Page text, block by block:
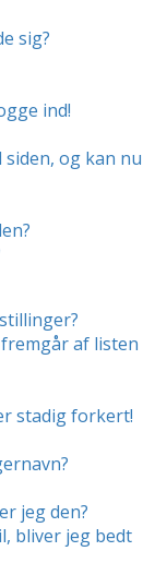
sig?
ind!
og kan nu
af listen
stadig forkert!
jeg den?
bliver jeg bedt